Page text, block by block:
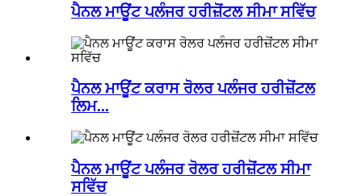
ਪੈਨਲ ਮਾਊਂਟ ਪਲੰਜਰ ਹਰੀਜ਼ੋਂਟਲ ਸੀਮਾ ਸਵਿੱਚ
ਪੈਨਲ ਮਾਊਂਟ ਕਰਾਸ ਰੋਲਰ ਪਲੰਜਰ ਹਰੀਜ਼ੋਂਟਲ
ਲਿਮ...
ਪੈਨਲ ਮਾਊਂਟ ਪਲੰਜਰ ਰੋਲਰ ਹਰੀਜ਼ੋਂਟਲ ਸੀਮਾ
ਸਵਿੱਚ